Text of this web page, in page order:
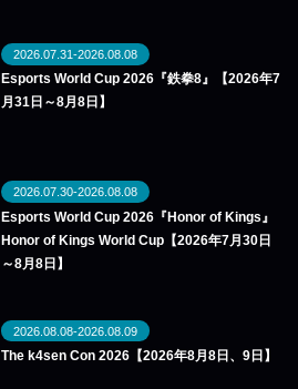
2026.07.31-2026.08.08
Esports World Cup 2026『鉄拳8』【2026年7
月31日～8月8日】
2026.07.30-2026.08.08
Esports World Cup 2026『Honor of Kings』
Honor of Kings World Cup【2026年7月30日
～8月8日】
2026.08.08-2026.08.09
The k4sen Con 2026【2026年8月8日、9日】